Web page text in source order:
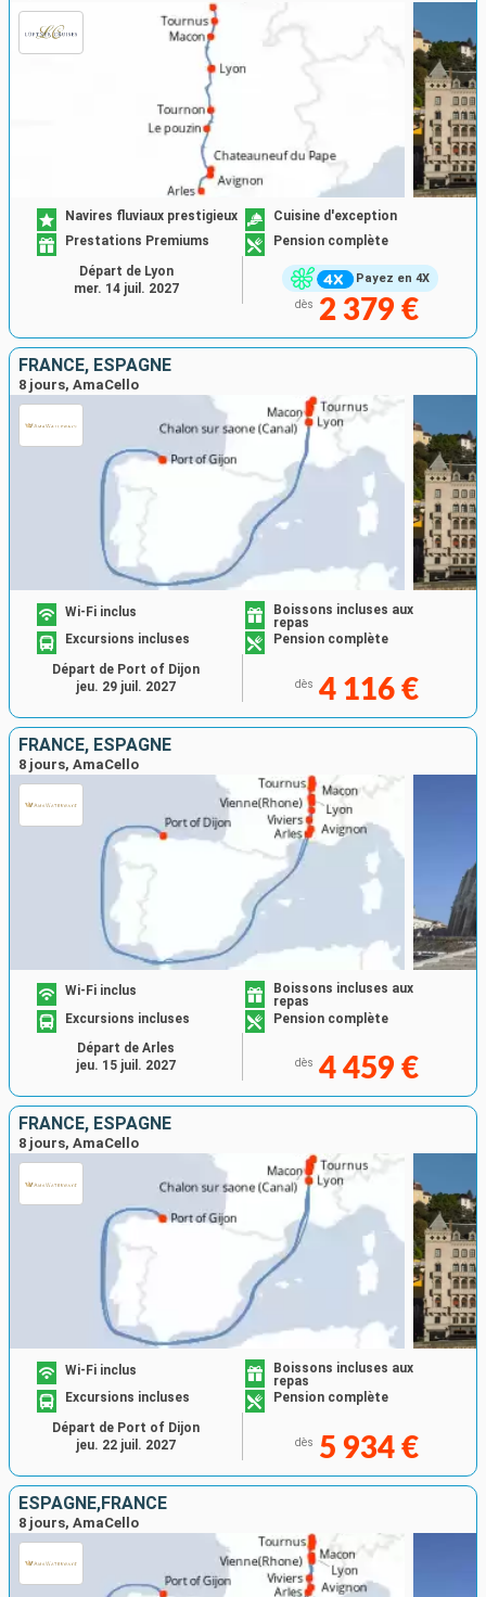
Payez en 4X
Navires fluviaux prestigieux
Cuisine d'exception
Prestations Premiums
Pension complète
dès 2 379 €
Départ de Lyon
mer. 14 juil. 2027
FRANCE, ESPAGNE
8 jours, AmaCello
Wi-Fi inclus
Boissons incluses aux
repas
Excursions incluses
Pension complète
dès 4 116 €
Départ de Port of Dijon
jeu. 29 juil. 2027
FRANCE, ESPAGNE
8 jours, AmaCello
Wi-Fi inclus
Boissons incluses aux
repas
Excursions incluses
Pension complète
dès 4 459 €
Départ de Arles
jeu. 15 juil. 2027
FRANCE, ESPAGNE
8 jours, AmaCello
Wi-Fi inclus
Boissons incluses aux
repas
Excursions incluses
Pension complète
dès 5 934 €
Départ de Port of Dijon
jeu. 22 juil. 2027
ESPAGNE,FRANCE
8 jours, AmaCello